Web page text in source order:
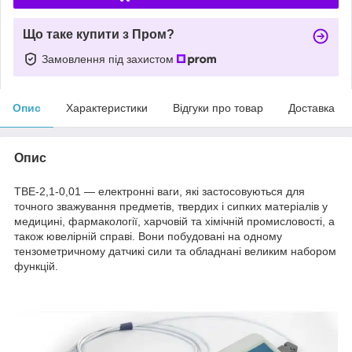
Що таке купити з Пром?
Замовлення під захистом
Опис Характеристики Відгуки про товар Доставка
Опис
ТВЕ-2,1-0,01 — електронні ваги, які застосовуються для
точного зважування предметів, твердих і сипких матеріалів у
медицині, фармакології, харчовій та хімічній промисловості, а
також ювелірній справі. Вони побудовані на одному
тензометричному датчикі сили та обладнані великим набором
функцій.